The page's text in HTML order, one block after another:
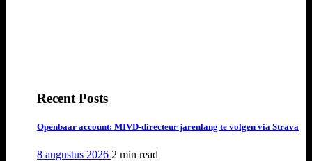
Recent Posts
Openbaar account: MIVD-directeur jarenlang te volgen via Strava
8 augustus 2026 2 min read